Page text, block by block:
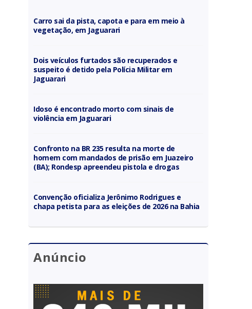
Carro sai da pista, capota e para em meio à
vegetação, em Jaguarari
Dois veículos furtados são recuperados e
suspeito é detido pela Polícia Militar em
Jaguarari
Idoso é encontrado morto com sinais de
violência em Jaguarari
Confronto na BR 235 resulta na morte de
homem com mandados de prisão em Juazeiro
(BA); Rondesp apreendeu pistola e drogas
Convenção oficializa Jerônimo Rodrigues e
chapa petista para as eleições de 2026 na Bahia
Anúncio